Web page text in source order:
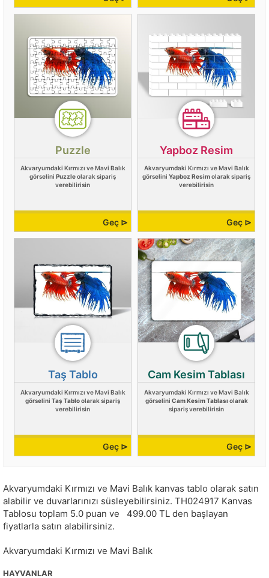
Puzzle
Akvaryumdaki Kırmızı ve Mavi Balık
görselini Puzzleolarak sipariş
verebilirisin
Geç ⊳
Yapboz Resim
Akvaryumdaki Kırmızı ve Mavi Balık
görselini Yapboz Resimolarak sipariş
verebilirisin
Geç ⊳
Taş Tablo
Akvaryumdaki Kırmızı ve Mavi Balık
görselini Taş Tabloolarak sipariş
verebilirisin
Geç ⊳
Cam Kesim Tablası
Akvaryumdaki Kırmızı ve Mavi Balık
görselini Cam Kesim Tablası olarak
sipariş verebilirisin
Geç ⊳
Akvaryumdaki Kırmızı ve Mavi Balık kanvas tablo olarak satın
alabilir ve duvarlarınızı süsleyebilirsiniz. TH024917 Kanvas
Tablosu toplam 5.0 puan ve 499.00 TL den başlayan
fiyatlarla satın alabilirsiniz.
Akvaryumdaki Kırmızı ve Mavi Balık
HAYVANLAR